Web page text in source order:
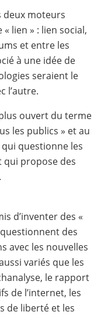
deux moteurs
lien » : lien social,
et entre les
à une idée de
seraient le
l’autre.
ouvert du terme
les publics » et au
questionne les
propose des
d’inventer des «
des
avec les nouvelles
variés que les
le rapport
de l’internet, les
de liberté et les